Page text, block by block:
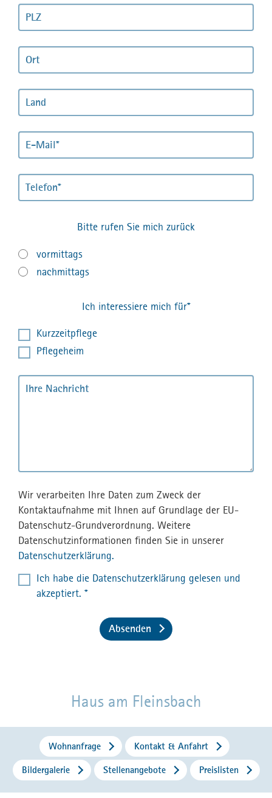
Bitte rufen Sie mich zurück
vormittags
nachmittags
Ich interessiere mich für*
Kurzzeitpflege
Pflegeheim
Wir verarbeiten Ihre Daten zum Zweck der
Kontaktaufnahme mit Ihnen auf Grundlage der EU-
Datenschutz-Grundverordnung. Weitere
Datenschutzinformationen finden Sie in unserer
Datenschutzerklärung.
Ich habe die Datenschutzerklärung gelesen und
akzeptiert. *
Haus am Fleinsbach
Wohnanfrage
Kontakt & Anfahrt
Bildergalerie
Stellenangebote Preislisten